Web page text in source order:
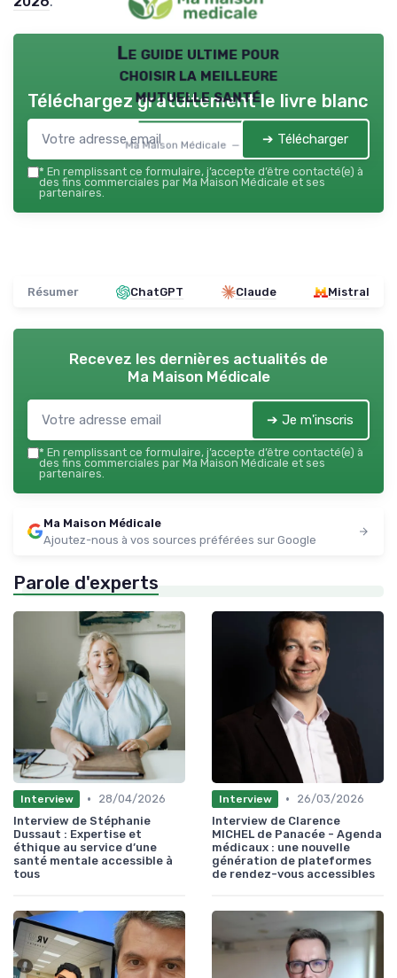
Le guide ultime pour
choisir la meilleure
mutuelle santé
Ma Maison Médicale — 2026
Téléchargez gratuitement le livre blanc
➔ Télécharger
* En remplissant ce formulaire, j’accepte d’être contacté(e) à
des fins commerciales par Ma Maison Médicale et ses
partenaires.
Résumer ChatGPT Claude Mistral
Recevez les dernières actualités de
Ma Maison Médicale
➔ Je m'inscris
* En remplissant ce formulaire, j’accepte d’être contacté(e) à
des fins commerciales par Ma Maison Médicale et ses
partenaires.
Ma Maison Médicale
Ajoutez-nous à vos sources préférées sur Google
Parole d'experts
Interview •
28/04/2026
Interview de Stéphanie
Dussaut : Expertise et
éthique au service d’une
santé mentale accessible à
tous
Interview •
26/03/2026
Interview de Clarence
MICHEL de Panacée - Agenda
médicaux : une nouvelle
génération de plateformes
de rendez-vous accessibles